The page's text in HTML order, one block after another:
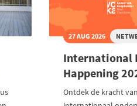
27 AUG 2026
International
Happening
Ontdek de kracht van